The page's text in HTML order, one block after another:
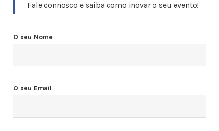
Fale connosco e saiba como inovar o seu evento!
O seu Nome
O seu Email